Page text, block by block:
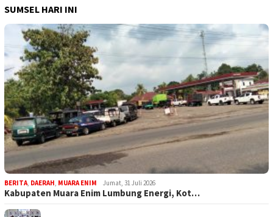
SUMSEL HARI INI
BERITA, DAERAH, MUARA ENIM Jumat, 31 Juli 2026
Kabupaten Muara Enim Lumbung Energi, Kot…